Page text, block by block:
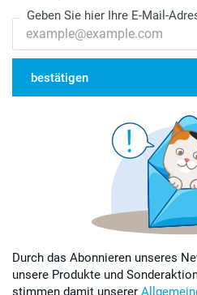
Geben Sie hier Ihre E-Mail-
bestätigen
Durch das Abonnieren unseres
unsere Produkte und